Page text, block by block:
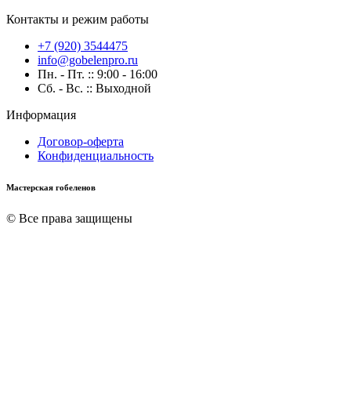
Контакты и режим работы
+7 (920) 3544475
info@gobelenpro.ru
Пн. - Пт. :: 9:00 - 16:00
Сб. - Вс. :: Выходной
Информация
Договор-оферта
Конфиденциальность
Мастерская гобеленов
© Все права защищены